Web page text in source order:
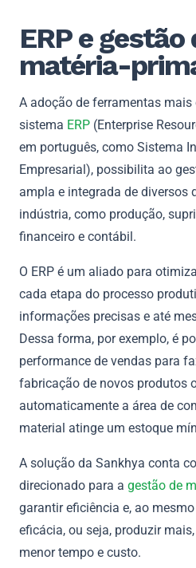
ERP e gestão
matéria-
A adoção de ferramentas
sistema ERP (Enterprise
em português, como Sistema
Empresarial), possibilita ao
ampla e integrada de diversos
indústria, como produção,
financeiro e contábil.
O ERP é um aliado para
cada etapa do processo
informações precisas e até
Dessa forma, por exemplo, é
performance de vendas para
fabricação de novos produtos
automaticamente a área de
material atinge um estoque
A solução da Sankhya conta
direcionado para a gestão de
garantir eficiência e, ao
eficácia, ou seja, produzir
menor tempo e custo.